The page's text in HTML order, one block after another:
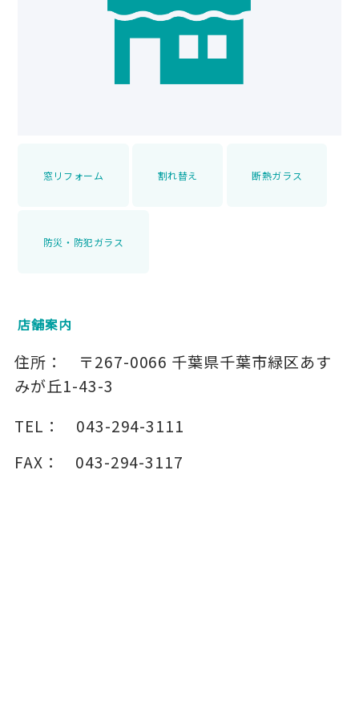
窓リフォーム 割れ替え 断熱ガラス
防災・防犯ガラス
店舗案内
住所： 〒267-0066 千葉県千葉市緑区あす
みが丘1-43-3
TEL：
043-294-3111
FAX：
043-294-3117